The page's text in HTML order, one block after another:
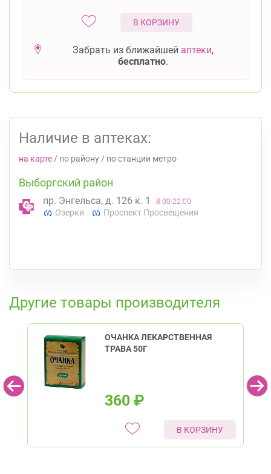
В КОРЗИНУ
Забрать из ближайшей аптеки,
бесплатно.
Наличие в аптеках:
на карте / по району / по станции метро
Выборгский район
пр. Энгельса, д. 126 к. 1 8:00-22:00
Озерки Проспект Просвещения
Другие товары производителя
ОЧАНКА ЛЕКАРСТВЕННАЯ
ТРАВА 50Г
360 ₽
В КОРЗИНУ